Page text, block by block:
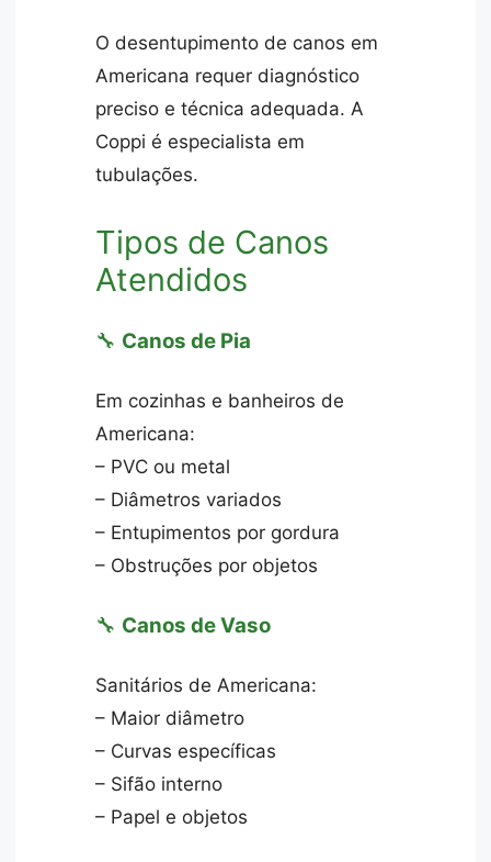
O desentupimento de canos em
Americana requer diagnóstico
preciso e técnica adequada. A
Coppi é especialista em
tubulações.
Tipos de Canos
Atendidos
🔧 Canos de Pia
Em cozinhas e banheiros de
Americana:
– PVC ou metal
– Diâmetros variados
– Entupimentos por gordura
– Obstruções por objetos
🔧 Canos de Vaso
Sanitários de Americana:
– Maior diâmetro
– Curvas específicas
– Sifão interno
– Papel e objetos